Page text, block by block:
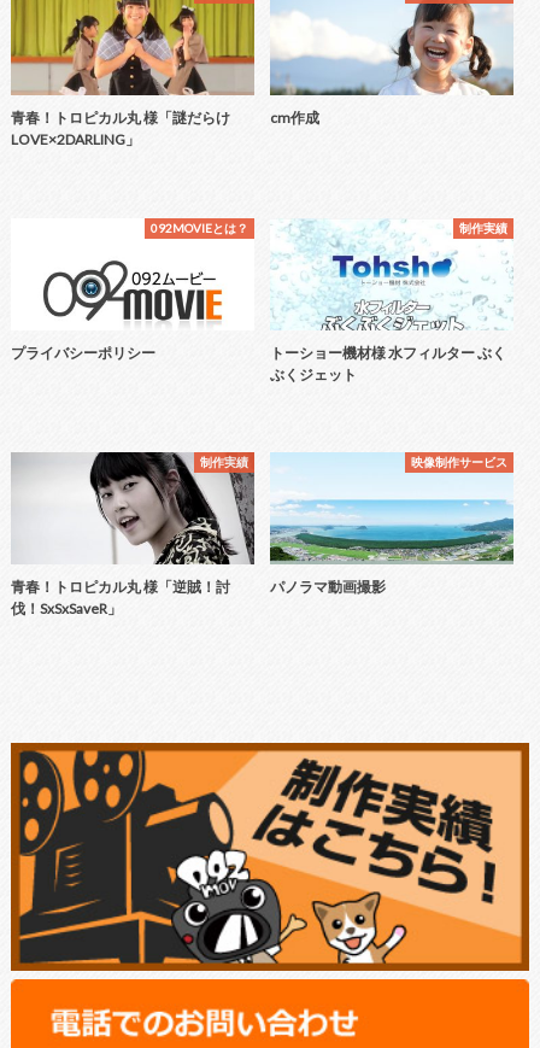
青春！トロピカル丸 様「謎だらけ
LOVE×2DARLING」
cm作成
092MOVIEとは？
プライバシーポリシー
制作実績
トーショー機材様 水フィルター ぶく
ぶくジェット
制作実績
青春！トロピカル丸 様「逆賊！討
伐！SxSxSaveR」
映像制作サービス
パノラマ動画撮影